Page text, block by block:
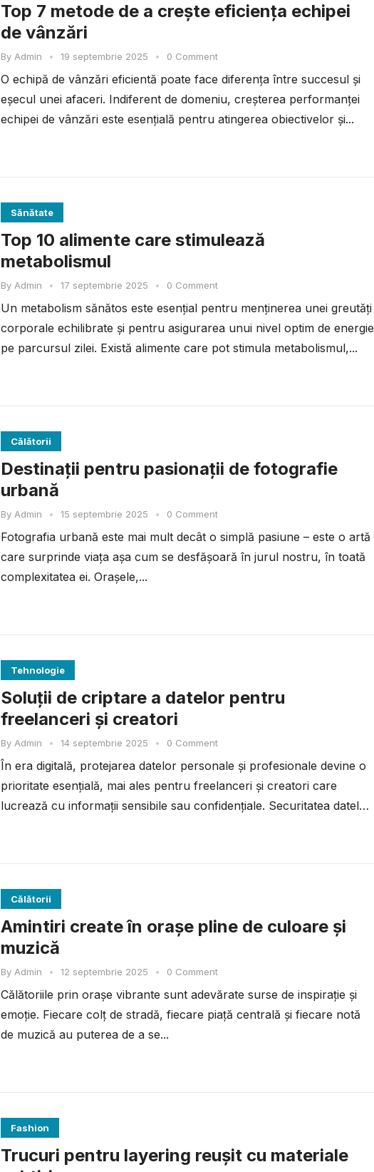
Top 7 metode de a crește eficiența echipei
de vânzări
By Admin • 19 septembrie 2025 • 0 Comment
O echipă de vânzări eficientă poate face diferența între succesul și
eșecul unei afaceri. Indiferent de domeniu, creșterea performanței
echipei de vânzări este esențială pentru atingerea obiectivelor și...
Sănătate
Top 10 alimente care stimulează
metabolismul
By Admin • 17 septembrie 2025 • 0 Comment
Un metabolism sănătos este esențial pentru menținerea unei greutăți
corporale echilibrate și pentru asigurarea unui nivel optim de energie
pe parcursul zilei. Există alimente care pot stimula metabolismul,...
Călătorii
Destinații pentru pasionații de fotografie
urbană
By Admin • 15 septembrie 2025 • 0 Comment
Fotografia urbană este mai mult decât o simplă pasiune – este o artă
care surprinde viața așa cum se desfășoară în jurul nostru, în toată
complexitatea ei. Orașele,...
Tehnologie
Soluții de criptare a datelor pentru
freelanceri și creatori
By Admin • 14 septembrie 2025 • 0 Comment
În era digitală, protejarea datelor personale și profesionale devine o
prioritate esențială, mai ales pentru freelanceri și creatori care
lucrează cu informații sensibile sau confidențiale. Securitatea datelor
Călătorii
Amintiri create în orașe pline de culoare și
muzică
By Admin • 12 septembrie 2025 • 0 Comment
Călătoriile prin orașe vibrante sunt adevărate surse de inspirație și
emoție. Fiecare colț de stradă, fiecare piață centrală și fiecare notă
de muzică au puterea de a se...
Fashion
Trucuri pentru layering reușit cu materiale